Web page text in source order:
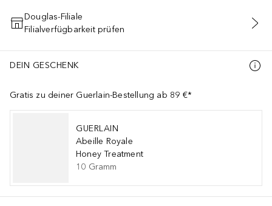
IN DEN WARENKORB
Douglas-Filiale
Filialverfügbarkeit prüfen
DEIN GESCHENK
Gratis zu deiner Guerlain-Bestellung ab 89 €*
GUERLAIN
Abeille Royale
Honey Treatment
10 Gramm